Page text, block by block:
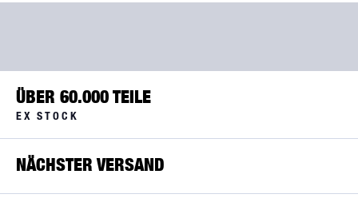
ÜBER 60.000 TEILE
EX STOCK
NÄCHSTER VERSAND